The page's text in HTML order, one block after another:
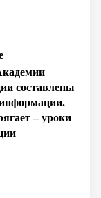
составлены
– уроки